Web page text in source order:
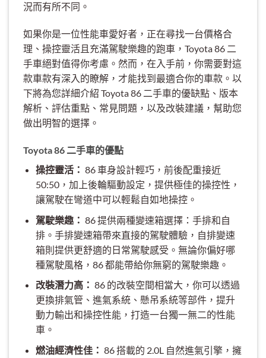
況而有所不同。
如果你是一位性能車愛好者，正在尋找一台價格合
理、操控靈活且充滿駕駛樂趣的跑車，Toyota 86 二
手車絕對值得你考慮。然而，在入手前，你需要對這
款車款有深入的瞭解，才能找到最適合你的車款。以
下將為您詳細介紹 Toyota 86 二手車的優缺點、版本
解析、評估重點、常見問題，以及改裝建議，幫助您
做出明智的選擇。
Toyota 86 二手車的優點
操控靈活： 86 車身設計輕巧，前後配重接近
50:50，加上後輪驅動設定，提供極佳的操控性，
讓駕駛在彎道中可以輕鬆自如地操控。
駕駛樂趣： 86 提供兩種變速箱選擇：手排和自
排。手排變速箱帶來直接的駕駛體驗，自排變速
箱則提供更舒適的日常駕駛感受。無論你偏好哪
種駕駛風格，86 都能帶給你無窮的駕駛樂趣。
改裝潛力高： 86 的改裝空間相當大，你可以透過
更換排氣管、進氣系統、懸吊系統等部件，提升
動力輸出和操控性能，打造一台獨一無二的性能
車。
燃油經濟性佳： 86 搭載的 2.0L 自然進氣引擎，擁